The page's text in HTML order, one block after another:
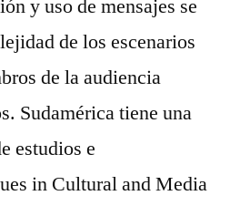
y uso de mensajes se
de los escenarios
de la audiencia
Sudamérica tiene una
estudios e
in Cultural and Media